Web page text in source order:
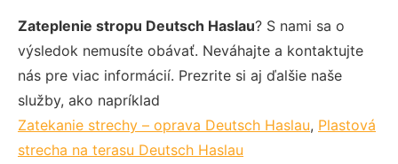
Zateplenie stropu Deutsch Haslau? S nami sa o
výsledok nemusíte obávať. Neváhajte a kontaktujte
nás pre viac informácií. Prezrite si aj ďalšie naše
služby, ako napríklad
Zatekanie strechy – oprava Deutsch Haslau, Plastová
strecha na terasu Deutsch Haslau